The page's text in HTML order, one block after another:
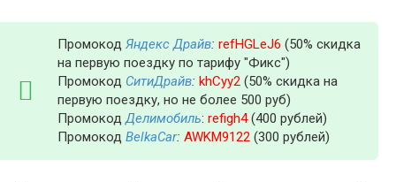
Промокод Яндекс Драйв: refHGLeJ6 (50% скидка
на первую поездку по тарифу "Фикс")
Промокод СитиДрайв: khCyy2 (50% скидка на
первую поездку, но не более 500 руб)
ПромокодДелимобиль: refigh4(400 рублей)
Промокод BelkaCar: AWKM9122 (300 рублей)